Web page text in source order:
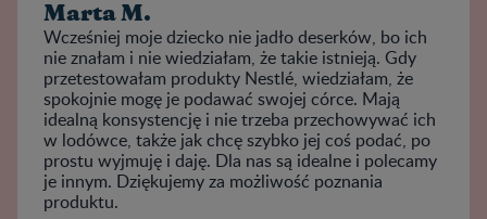
Marta M.
Wcześniej moje dziecko nie jadło deserków, bo ich
nie znałam i nie wiedziałam, że takie istnieją. Gdy
przetestowałam produkty Nestlé, wiedziałam, że
spokojnie mogę je podawać swojej córce. Mają
idealną konsystencję i nie trzeba przechowywać ich
w lodówce, także jak chcę szybko jej coś podać, po
prostu wyjmuję i daję. Dla nas są idealne i polecamy
je innym. Dziękujemy za możliwość poznania
produktu.